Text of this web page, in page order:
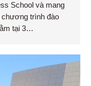
School và mang
trình đào
tại 3…